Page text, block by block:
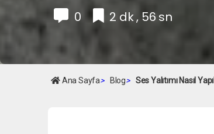
0 2 dk , 56 sn
Ana Sayfa> Blog> Ses Yalıtımı Nasıl